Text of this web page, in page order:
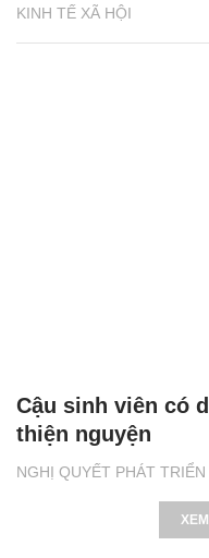
KINH TẾ XÃ HỘI
NGHỊ QUYẾT PHÁT TRIỂN
Cậu sinh viên có
thiện nguyện